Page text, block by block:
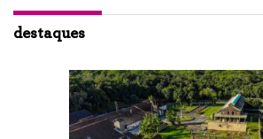
destaques